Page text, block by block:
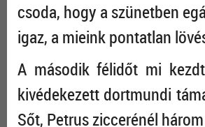
csoda, hogy a szünetben
igaz, a mieink pontatlan
A második félidőt mi
kivédekezett dortmundi
Sőt, Petrus ziccerénél